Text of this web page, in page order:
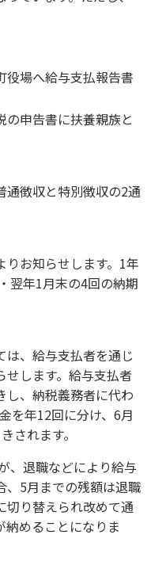
役場へ給与支払報告書
申告書に扶養親族と
通徴収と特別徴収の2通
お知らせします。1年
翌年1月末の4回の納期
、給与支払者を通じ
します。給与支払者
し、納税義務者に代わ
を年12回に分け、6月
されます。
、退職などにより給与
、5月までの残額は退職
切り替えられ改めて通
めることになりま